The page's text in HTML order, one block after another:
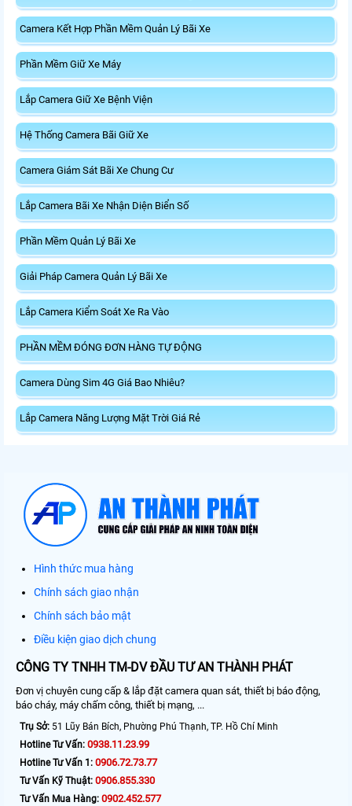
Camera Kết Hợp Phần Mềm Quản Lý Bãi Xe
Phần Mềm Giữ Xe Máy
Lắp Camera Giữ Xe Bệnh Viện
Hệ Thống Camera Bãi Giữ Xe
Camera Giám Sát Bãi Xe Chung Cư
Lắp Camera Bãi Xe Nhận Diện Biển Số
Phần Mềm Quản Lý Bãi Xe
Giải Pháp Camera Quản Lý Bãi Xe
Lắp Camera Kiểm Soát Xe Ra Vào
PHẦN MỀM ĐÓNG ĐƠN HÀNG TỰ ĐỘNG
Camera Dùng Sim 4G Giá Bao Nhiêu?
Lắp Camera Năng Lượng Mặt Trời Giá Rẻ
Hình thức mua hàng
Chính sách giao nhận
Chính sách bảo mật
Điều kiện giao dịch chung
CÔNG TY TNHH TM-DV ĐẦU TƯ AN THÀNH PHÁT
Đơn vị chuyên cung cấp & lắp đặt camera quan sát, thiết bị báo động,
báo cháy, máy chấm công, thiết bị mạng, ...
Trụ Sở: 51 Lũy Bán Bích, Phường Phú Thạnh, TP. Hồ Chí Minh
Hotline Tư Vấn: 0938.11.23.99
Hotline Tư Vấn 1: 0906.72.73.77
Tư Vấn Kỹ Thuật: 0906.855.330
Tư Vấn Mua Hàng: 0902.452.577